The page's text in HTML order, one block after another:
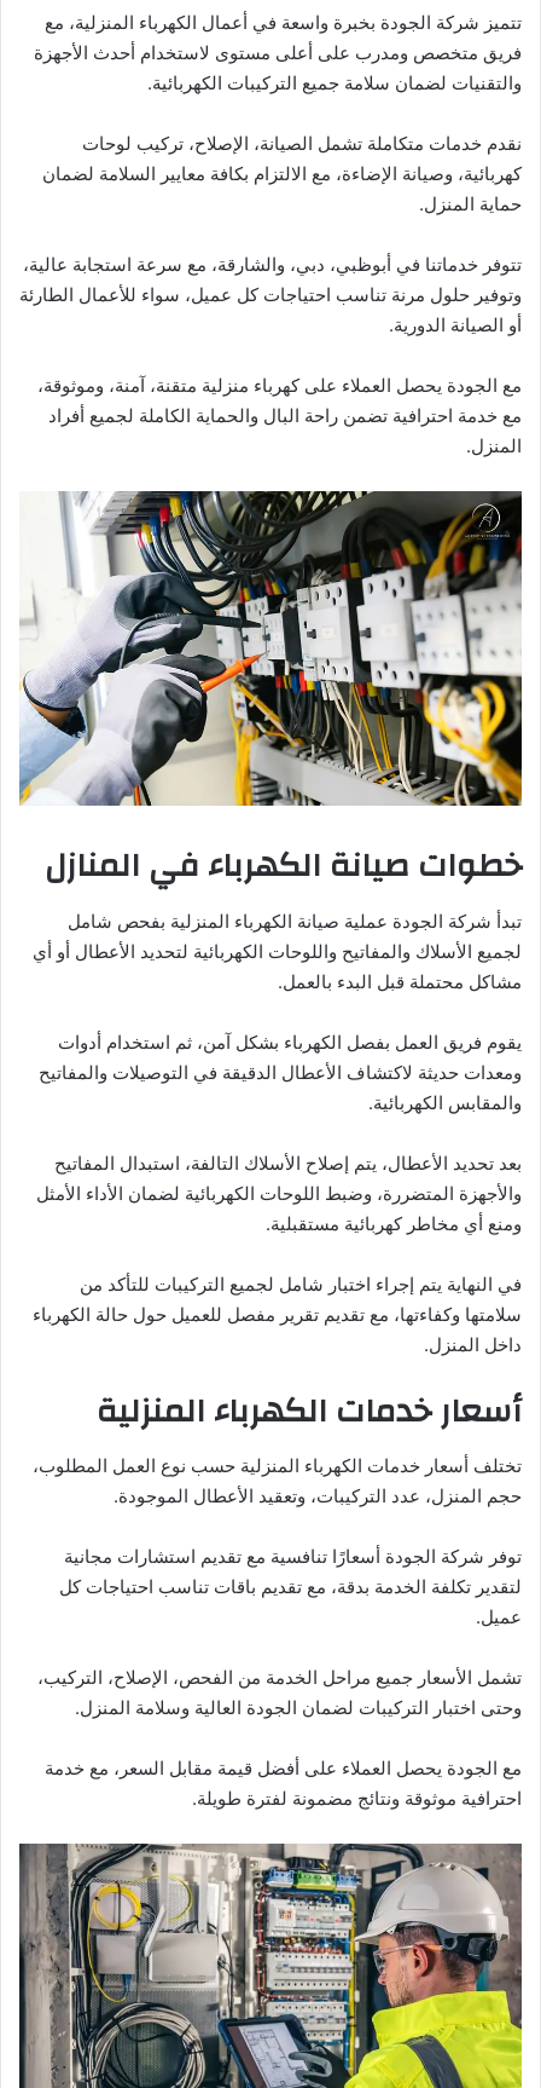
تتميز شركة الجودة بخبرة واسعة في أعمال الكهرباء المنزلية، مع
فريق متخصص ومدرب على أعلى مستوى لاستخدام أحدث الأجهزة
والتقنيات لضمان سلامة جميع التركيبات الكهربائية.
نقدم خدمات متكاملة تشمل الصيانة، الإصلاح، تركيب لوحات
كهربائية، وصيانة الإضاءة، مع الالتزام بكافة معايير السلامة لضمان
حماية المنزل.
تتوفر خدماتنا في أبوظبي، دبي، والشارقة، مع سرعة استجابة عالية،
وتوفير حلول مرنة تناسب احتياجات كل عميل، سواء للأعمال الطارئة
أو الصيانة الدورية.
مع الجودة يحصل العملاء على كهرباء منزلية متقنة، آمنة، وموثوقة،
مع خدمة احترافية تضمن راحة البال والحماية الكاملة لجميع أفراد
المنزل.
خطوات صيانة الكهرباء في المنازل
تبدأ شركة الجودة عملية صيانة الكهرباء المنزلية بفحص شامل
لجميع الأسلاك والمفاتيح واللوحات الكهربائية لتحديد الأعطال أو أي
مشاكل محتملة قبل البدء بالعمل.
يقوم فريق العمل بفصل الكهرباء بشكل آمن، ثم استخدام أدوات
ومعدات حديثة لاكتشاف الأعطال الدقيقة في التوصيلات والمفاتيح
والمقابس الكهربائية.
بعد تحديد الأعطال، يتم إصلاح الأسلاك التالفة، استبدال المفاتيح
والأجهزة المتضررة، وضبط اللوحات الكهربائية لضمان الأداء الأمثل
ومنع أي مخاطر كهربائية مستقبلية.
في النهاية يتم إجراء اختبار شامل لجميع التركيبات للتأكد من
سلامتها وكفاءتها، مع تقديم تقرير مفصل للعميل حول حالة الكهرباء
داخل المنزل.
أسعار خدمات الكهرباء المنزلية
تختلف أسعار خدمات الكهرباء المنزلية حسب نوع العمل المطلوب،
حجم المنزل، عدد التركيبات، وتعقيد الأعطال الموجودة.
توفر شركة الجودة أسعارًا تنافسية مع تقديم استشارات مجانية
لتقدير تكلفة الخدمة بدقة، مع تقديم باقات تناسب احتياجات كل
عميل.
تشمل الأسعار جميع مراحل الخدمة من الفحص، الإصلاح، التركيب،
وحتى اختبار التركيبات لضمان الجودة العالية وسلامة المنزل.
مع الجودة يحصل العملاء على أفضل قيمة مقابل السعر، مع خدمة
احترافية موثوقة ونتائج مضمونة لفترة طويلة.